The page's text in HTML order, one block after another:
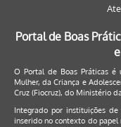
Portal de Boas
O Portal de Boas Práticas
Mulher, da Criança e
Cruz (Fiocruz), do Ministério
Integrado por instituições
inserido no contexto do